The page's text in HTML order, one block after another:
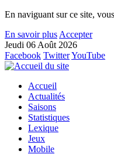
En naviguant sur ce site,
En savoir plus Accepter
Jeudi 06 Août 2026
Facebook TwitterYouTube
Accueil
Actualités
Saisons
Statistiques
Lexique
Jeux
Mobile